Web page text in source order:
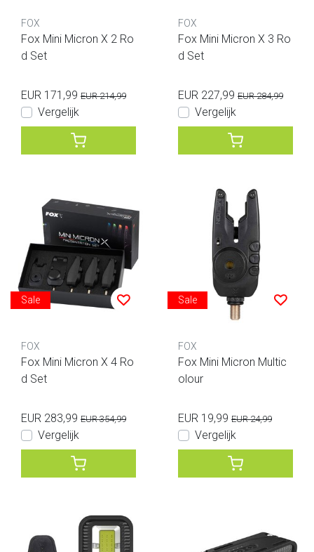
FOX
Fox Mini Micron X 2 Ro
d Set
EUR 171,99 EUR 214,99
Vergelijk
FOX
Fox Mini Micron X 3 Ro
d Set
EUR 227,99 EUR 284,99
Vergelijk
Sale
FOX
Fox Mini Micron X 4 Ro
d Set
EUR 283,99 EUR 354,99
Vergelijk
Sale
FOX
Fox Mini Micron Multic
olour
EUR 19,99 EUR 24,99
Vergelijk